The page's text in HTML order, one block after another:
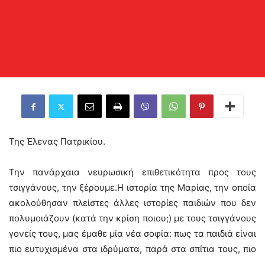
Της Έλενας Πατρικίου.
Την πανάρχαια νευρωσική επιθετικότητα προς τους
τσιγγάνους, την ξέρουμε.Η ιστορία της Μαρίας, την οποία
ακολούθησαν πλείστες άλλες ιστορίες παιδιών που δεν
πολυμοιάζουν (κατά την κρίση ποιου;) με τους τσιγγάνους
γονείς τους, μας έμαθε μία νέα σοφία: πως τα παιδιά είναι
πιο ευτυχισμένα στα ιδρύματα, παρά στα σπίτια τους, πιο